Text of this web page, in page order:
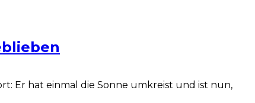
Er hat einmal die Sonne umkreist und ist nun,